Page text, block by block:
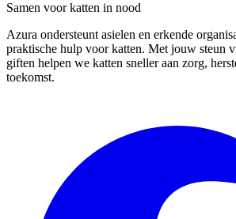
Samen voor katten in nood
Azura ondersteunt asielen en erkende
praktische hulp voor katten. Met jouw steun
giften helpen we katten sneller aan zorg,
toekomst.